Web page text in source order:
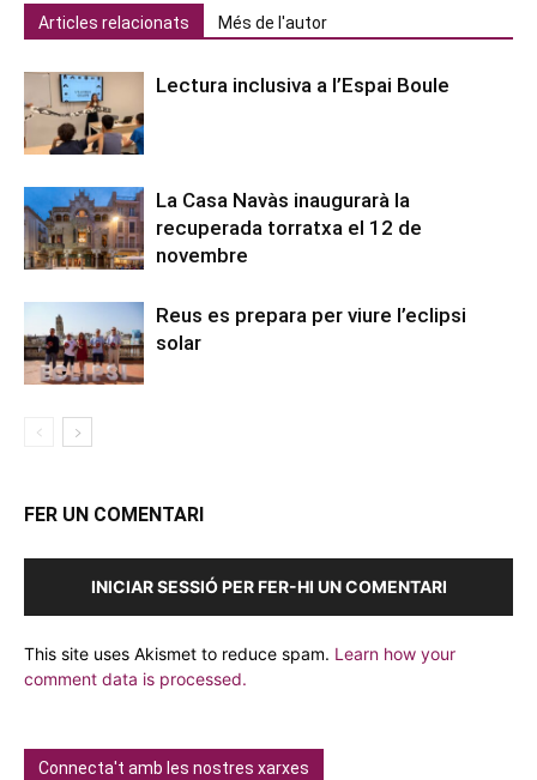
Articles relacionats Més de l'autor
Lectura inclusiva a l’Espai Boule
La Casa Navàs inaugurarà la
recuperada torratxa el 12 de
novembre
Reus es prepara per viure l’eclipsi
solar
FER UN COMENTARI
INICIAR SESSIÓ PER FER-HI UN COMENTARI
This site uses Akismet to reduce spam. Learn how your
comment data is processed.
Connecta't amb les nostres xarxes